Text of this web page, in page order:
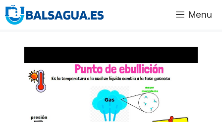
Saltar
al
Menu